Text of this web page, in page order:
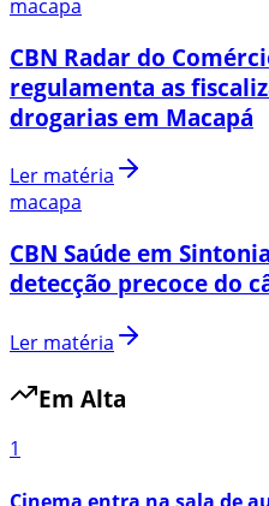
macapa
CBN Radar do
regulamenta as
drogarias em Macapá
Ler matéria
macapa
CBN Saúde em
detecção precoce do
Ler matéria
Em Alta
1
Cinema entra na sala de